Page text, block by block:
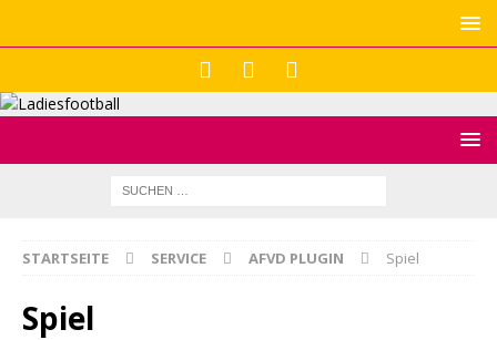
STARTSEITE SERVICE AFVD PLUGIN Spiel
Spiel